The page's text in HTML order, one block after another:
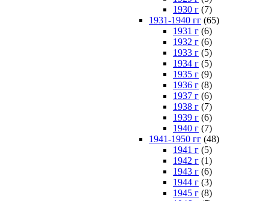
1930 г (7)
1931-1940 гг (65)
1931 г (6)
1932 г (6)
1933 г (5)
1934 г (5)
1935 г (9)
1936 г (8)
1937 г (6)
1938 г (7)
1939 г (6)
1940 г (7)
1941-1950 гг (48)
1941 г (5)
1942 г (1)
1943 г (6)
1944 г (3)
1945 г (8)